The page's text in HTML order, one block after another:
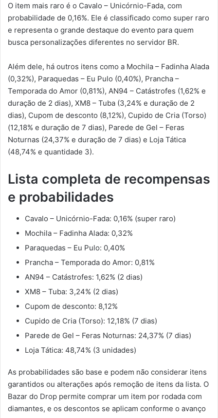
O item mais raro é o Cavalo – Unicórnio-Fada, com
probabilidade de 0,16%. Ele é classificado como super raro
e representa o grande destaque do evento para quem
busca personalizações diferentes no servidor BR.
Além dele, há outros itens como a Mochila – Fadinha Alada
(0,32%), Paraquedas – Eu Pulo (0,40%), Prancha –
Temporada do Amor (0,81%), AN94 – Catástrofes (1,62% e
duração de 2 dias), XM8 – Tuba (3,24% e duração de 2
dias), Cupom de desconto (8,12%), Cupido de Cria (Torso)
(12,18% e duração de 7 dias), Parede de Gel – Feras
Noturnas (24,37% e duração de 7 dias) e Loja Tática
(48,74% e quantidade 3).
Lista completa de recompensas
e probabilidades
Cavalo – Unicórnio-Fada: 0,16% (super raro)
Mochila – Fadinha Alada: 0,32%
Paraquedas – Eu Pulo: 0,40%
Prancha – Temporada do Amor: 0,81%
AN94 – Catástrofes: 1,62% (2 dias)
XM8 – Tuba: 3,24% (2 dias)
Cupom de desconto: 8,12%
Cupido de Cria (Torso): 12,18% (7 dias)
Parede de Gel – Feras Noturnas: 24,37% (7 dias)
Loja Tática: 48,74% (3 unidades)
As probabilidades são base e podem não considerar itens
garantidos ou alterações após remoção de itens da lista. O
Bazar do Drop permite comprar um item por rodada com
diamantes, e os descontos se aplicam conforme o avanço